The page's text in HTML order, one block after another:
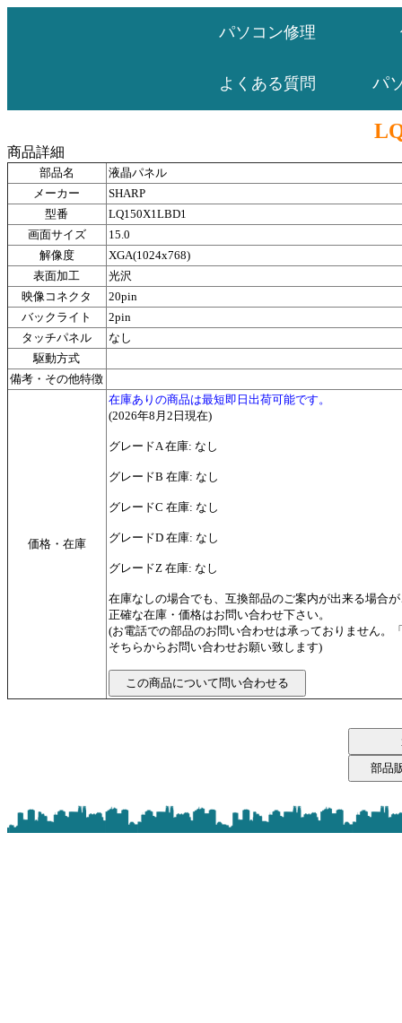
パソコン修理
よくある質問 パ
商品詳細
部品名
液晶パネル
メーカー
SHARP
型番
LQ150X1LBD1
画面サイズ
15.0
解像度
XGA(1024x768)
表面加工
光沢
映像コネクタ
20pin
バックライト
2pin
タッチパネル
なし
駆動方式
備考・その他特徴
価格・在庫
在庫ありの商品は最短即日出荷可能です。
(2026年8月2日現在)
グレードA 在庫: なし
グレードB 在庫: なし
グレードC 在庫: なし
グレードD 在庫: なし
グレードZ 在庫: なし
在庫なしの場合でも、互換部品のご案内が出来る場合
正確な在庫・価格はお問い合わせ下さい。
(お電話での部品のお問い合わせは承っておりません。
そちらからお問い合わせお願い致します)